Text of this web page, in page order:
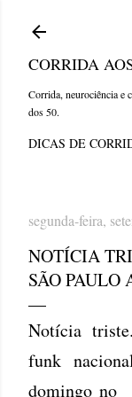
CORRIDA
Corrida, neurociência e
dos 50.
DICAS DE
segunda-feira,
NOTÍCIA
SÃO PAULO
Notícia
funk
domingo no